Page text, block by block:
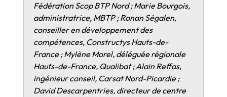
Fédération Scop BTP Nord ; Marie Bourgois,
administratrice, MBTP ; Ronan Ségalen,
conseiller en développement des
compétences, Constructys Hauts-de-
France ; Mylène Morel, déléguée régionale
Hauts-de-France, Qualibat ; Alain Reffas,
ingénieur conseil, Carsat Nord-Picardie ;
David Descarpentries, directeur de centre